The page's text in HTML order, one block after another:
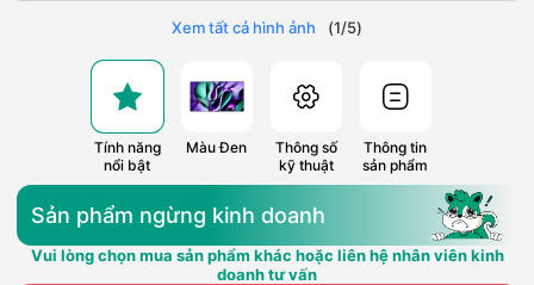
Xem tất cả hình ảnh (1/5)
Tính năng
nổi bật
Màu Đen
Thông số
kỹ thuật
Thông tin
sản phẩm
Sản phẩm ngừng kinh doanh
Vui lòng chọn mua sản phẩm khác hoặc liên hệ nhân viên kinh
doanh tư vấn